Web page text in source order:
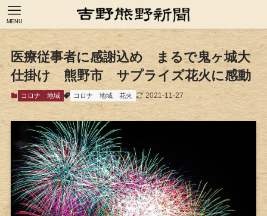
MENU
医療従事者に感謝込め まるで鬼ヶ城大
仕掛け 熊野市 サプライズ花火に感動
コロナ 地域 コロナ 地域 花火 2021-11-27